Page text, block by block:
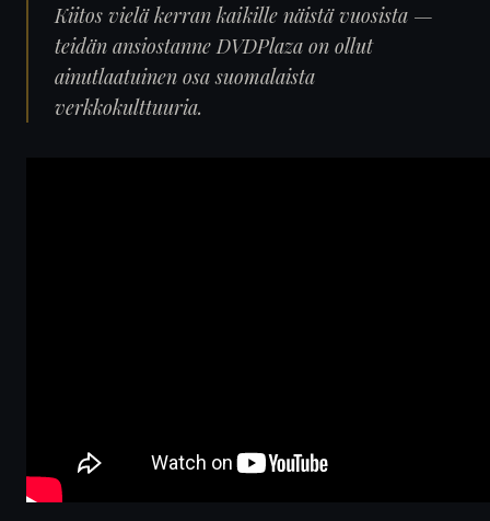
Kiitos vielä kerran kaikille näistä vuosista —
teidän ansiostanne DVDPlaza on ollut
ainutlaatuinen osa suomalaista
verkkokulttuuria.